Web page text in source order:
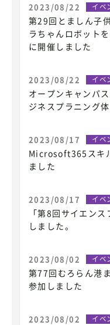
2023/08/22 イベ
第29回とましん子
ラちゃんロボット
に開催しました
2023/08/22 イベ
オープンキャンパ
ジネスプラニング
2023/08/17 イベ
Microsoft365スキ
ました
2023/08/17 イベ
「第8回サイエン
しました。
2023/08/02 イベ
第77回むろらん港
参加しました
2023/08/02 イベ